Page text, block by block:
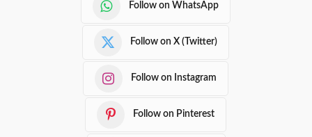
Follow on WhatsApp
Follow on X (Twitter)
Follow on Instagram
Follow on Pinterest